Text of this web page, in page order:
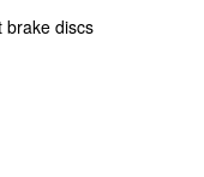
brake discs